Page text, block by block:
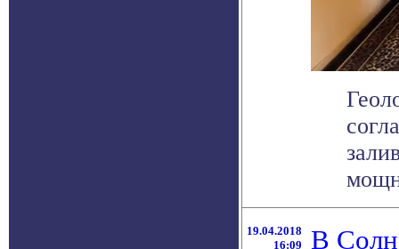
19.04.2018
16:09
В